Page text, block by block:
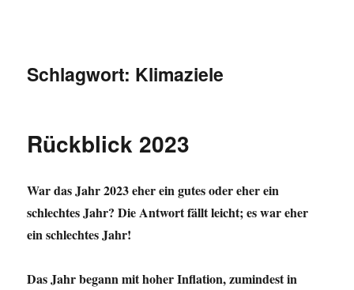
Schlagwort: Klimaziele
Rückblick 2023
War das Jahr 2023 eher ein gutes oder eher ein
schlechtes Jahr? Die Antwort fällt leicht; es war eher
ein schlechtes Jahr!
Das Jahr begann mit hoher Inflation, zumindest in